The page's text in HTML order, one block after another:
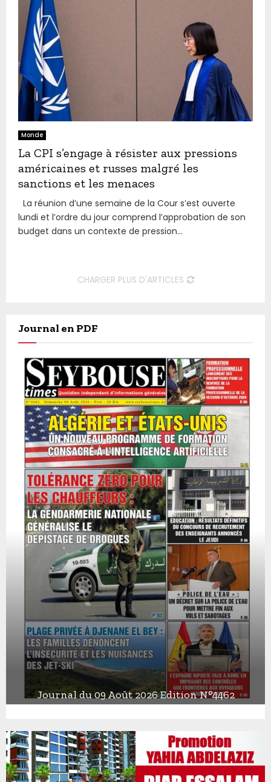
Monde
La CPI s’engage à résister aux pressions
américaines et russes malgré les
sanctions et les menaces
La réunion d’une semaine de la Cour s’est ouverte
lundi et l’ordre du jour comprend l’approbation de son
budget dans un contexte de pression...
CHARGER PLUS D'ARTICLES
Journal en PDF
u
r
n
a
Journal du 09 Août 2026 Edition N°4462